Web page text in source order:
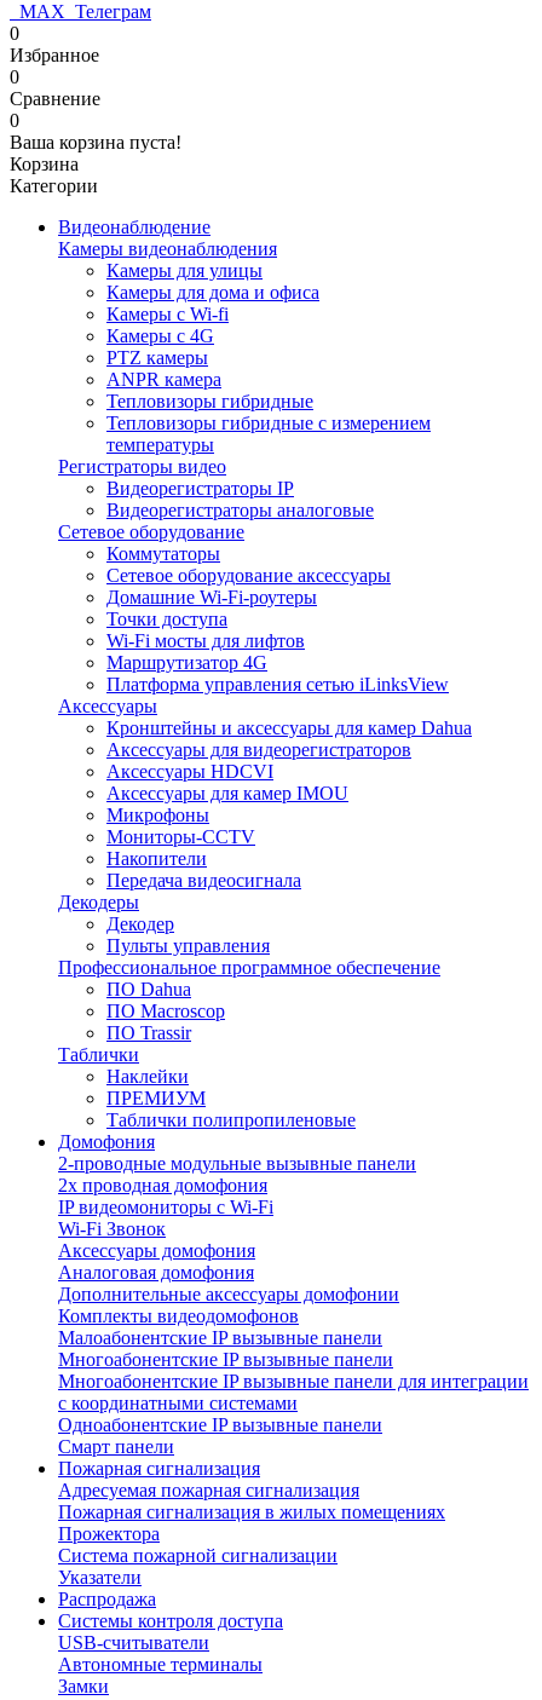
МАХ Телеграм
0
Избранное
0
Сравнение
0
Ваша корзина пуста!
Корзина
Категории
Видеонаблюдение
Камеры видеонаблюдения
Камеры для улицы
Камеры для дома и офиса
Камеры с Wi-fi
Камеры с 4G
PTZ камеры
ANPR камера
Тепловизоры гибридные
Тепловизоры гибридные c измерением
температуры
Регистраторы видео
Видеорегистраторы IP
Видеорегистраторы аналоговые
Сетевое оборудование
Коммутаторы
Сетевое оборудование аксессуары
Домашние Wi-Fi-роутеры
Точки доступа
Wi-Fi мосты для лифтов
Маршрутизатор 4G
Платформа управления сетью iLinksView
Аксессуары
Кронштейны и аксессуары для камер Dahua
Аксессуары для видеорегистраторов
Аксессуары HDCVI
Аксессуары для камер IMOU
Микрофоны
Мониторы-CCTV
Накопители
Передача видеосигнала
Декодеры
Декодер
Пульты управления
Профессиональное программное обеспечение
ПО Dahua
ПО Macroscop
ПО Trassir
Таблички
Наклейки
ПРЕМИУМ
Таблички полипропиленовые
Домофония
2-проводные модульные вызывные панели
2х проводная домофония
IP видеомониторы с Wi-Fi
Wi-Fi Звонок
Аксессуары домофония
Аналоговая домофония
Дополнительные аксессуары домофонии
Комплекты видеодомофонов
Малоабонентские IP вызывные панели
Многоабонентские IP вызывные панели
Многоабонентские IP вызывные панели для интеграции
с координатными системами
Одноабонентские IP вызывные панели
Смарт панели
Пожарная сигнализация
Адресуемая пожарная сигнализация
Пожарная сигнализация в жилых помещениях
Прожектора
Система пожарной сигнализации
Указатели
Распродажа
Системы контроля доступа
USB-считыватели
Автономные терминалы
Замки